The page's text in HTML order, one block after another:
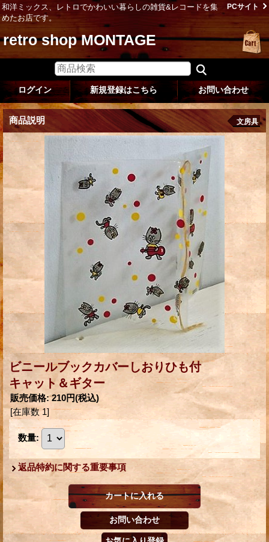
和洋ミックス、レトロでかわいい暮らしの雑貨&レコードを集
めたお店です。
PCサイト
retro shop MONTAGE
ログイン 新規登録はこちら お問い合わせ
商品説明 文房具
ビニールブックカバーしおりひも付
キャット＆ギター
販売価格: 210円(税込)
[在庫数 1]
数量:
返品特約に関する重要事項